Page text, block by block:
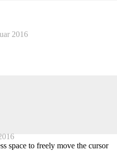
2016
space to freely move the cursor